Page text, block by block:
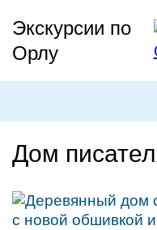
content
Экскурсии по
Орлу
Дом